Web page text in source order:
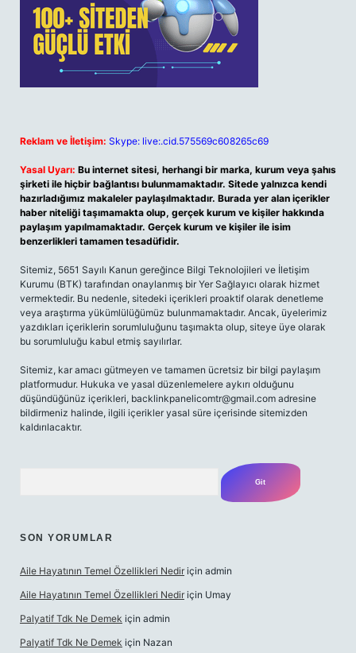
Reklam ve İletişim: Skype: live:.cid.575569c608265c69
Yasal Uyarı: Bu internet sitesi, herhangi bir marka, kurum veya şahıs
şirketi ile hiçbir bağlantısı bulunmamaktadır. Sitede yalnızca kendi
hazırladığımız makaleler paylaşılmaktadır. Burada yer alan içerikler
haber niteliği taşımamakta olup, gerçek kurum ve kişiler hakkında
paylaşım yapılmamaktadır. Gerçek kurum ve kişiler ile isim
benzerlikleri tamamen tesadüfidir.
Sitemiz, 5651 Sayılı Kanun gereğince Bilgi Teknolojileri ve İletişim
Kurumu (BTK) tarafından onaylanmış bir Yer Sağlayıcı olarak hizmet
vermektedir. Bu nedenle, sitedeki içerikleri proaktif olarak denetleme
veya araştırma yükümlülüğümüz bulunmamaktadır. Ancak, üyelerimiz
yazdıkları içeriklerin sorumluluğunu taşımakta olup, siteye üye olarak
bu sorumluluğu kabul etmiş sayılırlar.
Sitemiz, kar amacı gütmeyen ve tamamen ücretsiz bir bilgi paylaşım
platformudur. Hukuka ve yasal düzenlemelere aykırı olduğunu
düşündüğünüz içerikleri, backlinkpanelicomtr@gmail.com adresine
bildirmeniz halinde, ilgili içerikler yasal süre içerisinde sitemizden
kaldırılacaktır.
SON YORUMLAR
Aile Hayatının Temel Özellikleri Nedir için admin
Aile Hayatının Temel Özellikleri Nedir için Umay
Palyatif Tdk Ne Demek için admin
Palyatif Tdk Ne Demek için Nazan